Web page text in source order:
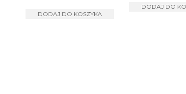
DODAJ DO KOSZYKA
DODAJ DO